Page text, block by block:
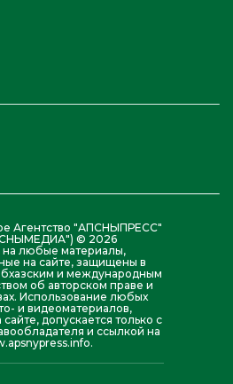
Агентство "АПСНЫПРЕСС"
© 2026
на любые материалы,
на сайте, защищены в
и международным
об авторском праве и
Использование любых
и видеоматериалов,
допускается только с
и ссылкой на